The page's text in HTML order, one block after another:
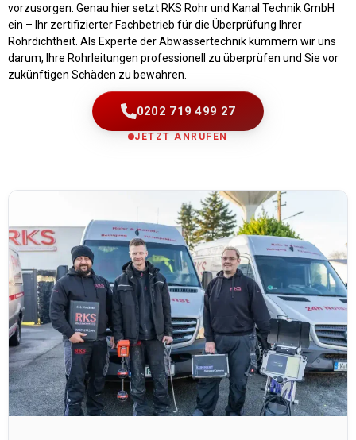
vorzusorgen. Genau hier setzt RKS Rohr und Kanal Technik GmbH
ein – Ihr zertifizierter Fachbetrieb für die Überprüfung Ihrer
Rohrdichtheit. Als Experte der Abwassertechnik kümmern wir uns
darum, Ihre Rohrleitungen professionell zu überprüfen und Sie vor
zukünftigen Schäden zu bewahren.
0202 719 499 27
JETZT ANRUFEN